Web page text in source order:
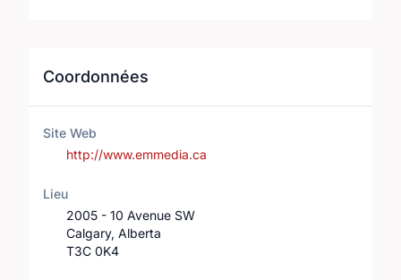
Coordonnées
Site Web
http://www.emmedia.ca
Lieu
2005 - 10 Avenue SW
Calgary, Alberta
T3C 0K4